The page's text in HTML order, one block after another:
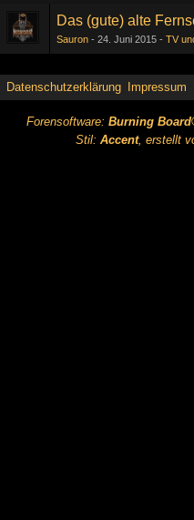
Das (gute) alte
Sauron 24. Juni 2015 TV
Datenschutzerklärung Impressum
Forensoftware: Burning
Stil: Accent, erstellt